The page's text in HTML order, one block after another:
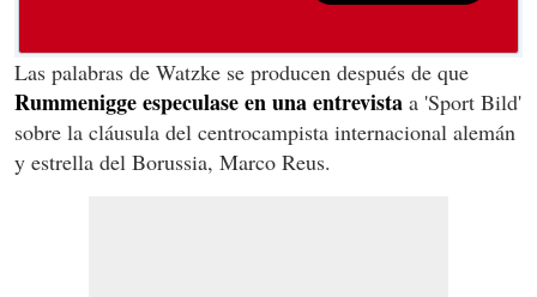
Las palabras de Watzke se producen después de que
Rummenigge especulase en una entrevista a 'Sport Bild'
sobre la cláusula del centrocampista internacional alemán
y estrella del Borussia, Marco Reus.